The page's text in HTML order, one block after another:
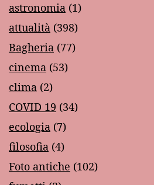
astronomia (1)
attualità (398)
Bagheria (77)
cinema (53)
clima (2)
COVID 19 (34)
ecologia (7)
filosofia (4)
Foto antiche (102)